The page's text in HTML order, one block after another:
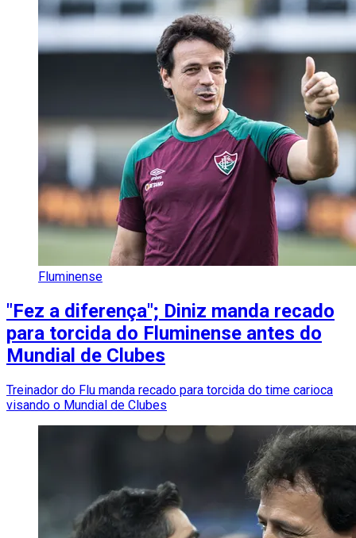
Fluminense
"Fez a diferença"; Diniz manda recado
para torcida do Fluminense antes do
Mundial de Clubes
Treinador do Flu manda recado para torcida do time carioca
visando o Mundial de Clubes